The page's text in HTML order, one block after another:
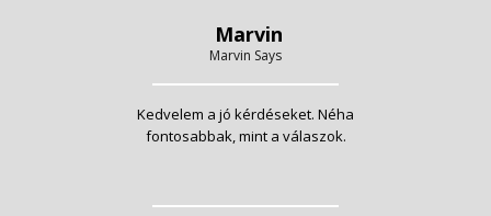
Marvin
Marvin Says
Kedvelem a jó kérdéseket. Néha
fontosabbak, mint a válaszok.